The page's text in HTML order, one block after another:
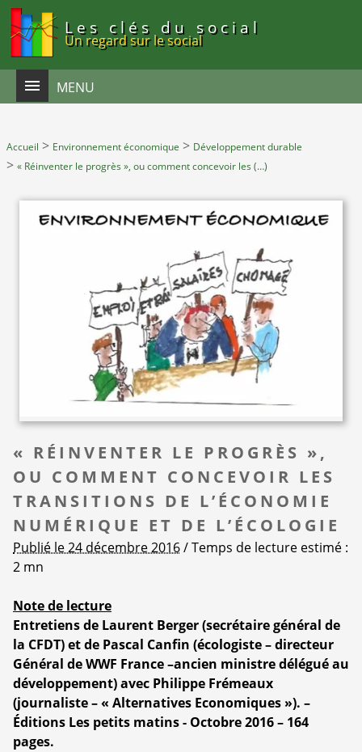
Les clés du social
Un regard sur le social
MENU
Accueil > Environnement économique > Développement durable
> « Réinventer le progrès », ou comment concevoir les (…)
« RÉINVENTER LE PROGRÈS »,
OU COMMENT CONCEVOIR LES
TRANSITIONS DE L’ÉCONOMIE
NUMÉRIQUE ET DE L’ÉCOLOGIE
Publié le 24 décembre 2016/ Temps de lecture estimé :
2 mn
Note de lecture
Entretiens de Laurent Berger (secrétaire général de
la CFDT) et de Pascal Canfin (écologiste – directeur
Général de WWF France –ancien ministre délégué au
développement) avec Philippe Frémeaux
(journaliste – « Alternatives Economiques »). –
Éditions Les petits matins - Octobre 2016 – 164
pages.
Panneau de gestion des cookies